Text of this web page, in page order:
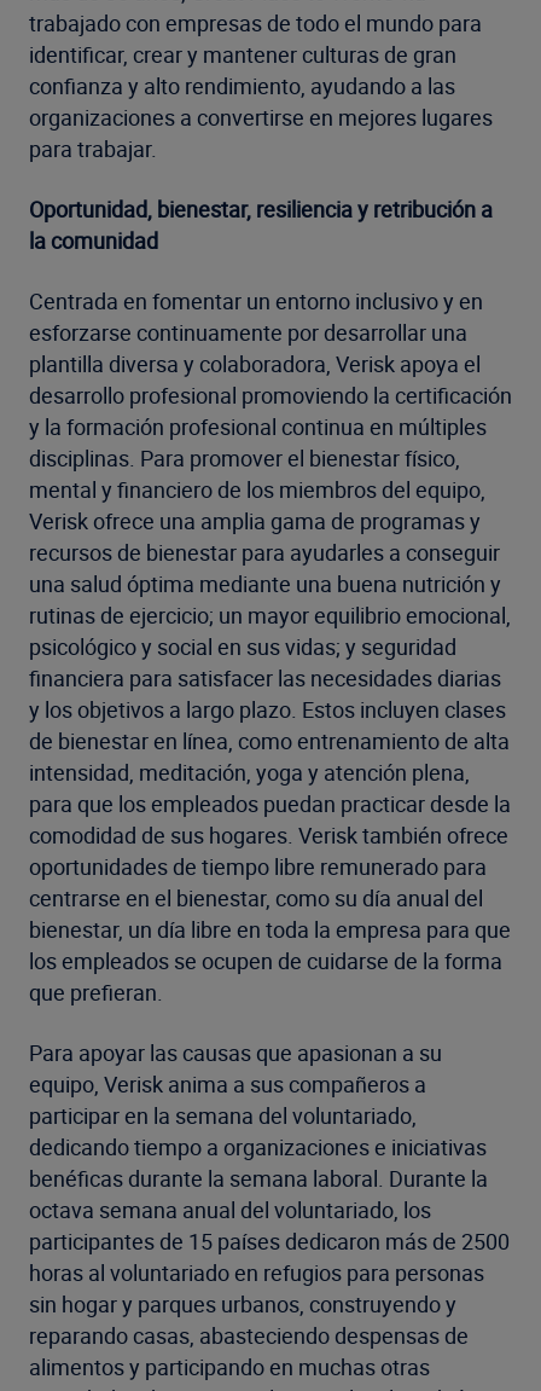
trabajado con empresas de todo el mundo para
identificar, crear y mantener culturas de gran
confianza y alto rendimiento, ayudando a las
organizaciones a convertirse en mejores lugares
para trabajar.
Oportunidad, bienestar, resiliencia y retribución a
la comunidad
Centrada en fomentar un entorno inclusivo y en
esforzarse continuamente por desarrollar una
plantilla diversa y colaboradora, Verisk apoya el
desarrollo profesional promoviendo la certificación
y la formación profesional continua en múltiples
disciplinas. Para promover el bienestar físico,
mental y financiero de los miembros del equipo,
Verisk ofrece una amplia gama de programas y
recursos de bienestar para ayudarles a conseguir
una salud óptima mediante una buena nutrición y
rutinas de ejercicio; un mayor equilibrio emocional,
psicológico y social en sus vidas; y seguridad
financiera para satisfacer las necesidades diarias
y los objetivos a largo plazo. Estos incluyen clases
de bienestar en línea, como entrenamiento de alta
intensidad, meditación, yoga y atención plena,
para que los empleados puedan practicar desde la
comodidad de sus hogares. Verisk también ofrece
oportunidades de tiempo libre remunerado para
centrarse en el bienestar, como su día anual del
bienestar, un día libre en toda la empresa para que
los empleados se ocupen de cuidarse de la forma
que prefieran.
Para apoyar las causas que apasionan a su
equipo, Verisk anima a sus compañeros a
participar en la semana del voluntariado,
dedicando tiempo a organizaciones e iniciativas
benéficas durante la semana laboral. Durante la
octava semana anual del voluntariado, los
participantes de 15 países dedicaron más de 2500
horas al voluntariado en refugios para personas
sin hogar y parques urbanos, construyendo y
reparando casas, abasteciendo despensas de
alimentos y participando en muchas otras